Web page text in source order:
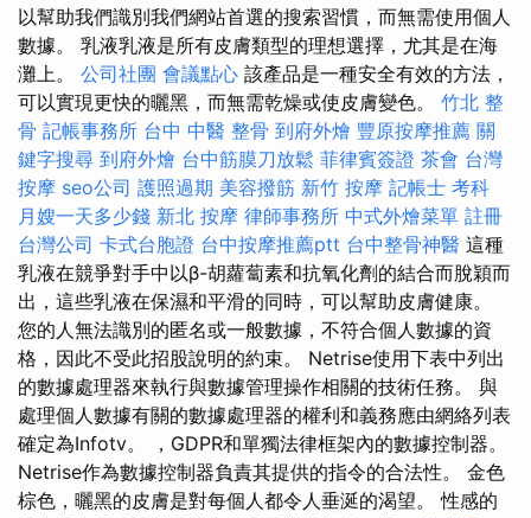
以幫助我們識別我們網站首選的搜索習慣，而無需使用個人
數據。 乳液乳液是所有皮膚類型的理想選擇，尤其是在海
灘上。 公司社團 會議點心 該產品是一種安全有效的方法，
可以實現更快的曬黑，而無需乾燥或使皮膚變色。 竹北 整
骨 記帳事務所 台中 中醫 整骨 到府外燴 豐原按摩推薦 關
鍵字搜尋 到府外燴 台中筋膜刀放鬆 菲律賓簽證 茶會 台灣
按摩 seo公司 護照過期 美容撥筋 新竹 按摩 記帳士 考科
月嫂一天多少錢 新北 按摩 律師事務所 中式外燴菜單 註冊
台灣公司 卡式台胞證 台中按摩推薦ptt 台中整骨神醫 這種
乳液在競爭對手中以β-胡蘿蔔素和抗氧化劑的結合而脫穎而
出，這些乳液在保濕和平滑的同時，可以幫助皮膚健康。
您的人無法識別的匿名或一般數據，不符合個人數據的資
格，因此不受此招股說明的約束。 Netrise使用下表中列出
的數據處理器來執行與數據管理操作相關的技術任務。 與
處理個人數據有關的數據處理器的權利和義務應由網絡列表
確定為Infotv。 ，GDPR和單獨法律框架內的數據控制器。
Netrise作為數據控制器負責其提供的指令的合法性。 金色
棕色，曬黑的皮膚是對每個人都令人垂涎的渴望。 性感的